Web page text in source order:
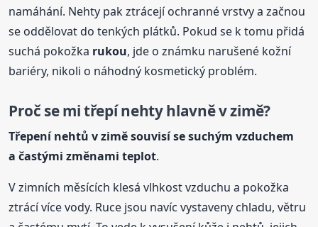
namáhání. Nehty pak ztrácejí ochranné vrstvy a začnou
se oddělovat do tenkých plátků. Pokud se k tomu přidá
suchá pokožka rukou, jde o známku narušené kožní
bariéry, nikoli o náhodný kosmetický problém.
Proč se mi třepí nehty hlavně v zimě?
Třepení nehtů v zimě souvisí se suchým vzduchem
a častými změnami teplot.
V zimních měsících klesá vlhkost vzduchu a pokožka
ztrácí více vody. Ruce jsou navíc vystaveny chladu, větru